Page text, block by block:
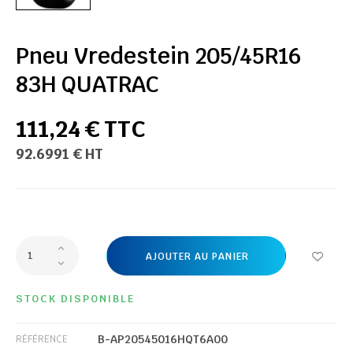
Pneu Vredestein 205/45R16
83H QUATRAC
111,24 € TTC
92.6991 € HT
AJOUTER AU PANIER
STOCK DISPONIBLE
RÉFÉRENCE B-AP20545016HQT6A00